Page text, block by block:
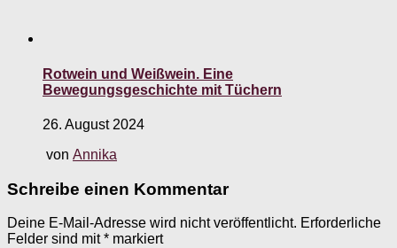
Rotwein und Weißwein. Eine
Bewegungsgeschichte mit Tüchern
26. August 2024
von Annika
Schreibe einen Kommentar
Deine E-Mail-Adresse wird nicht veröffentlicht. Erforderliche
Felder sind mit* markiert